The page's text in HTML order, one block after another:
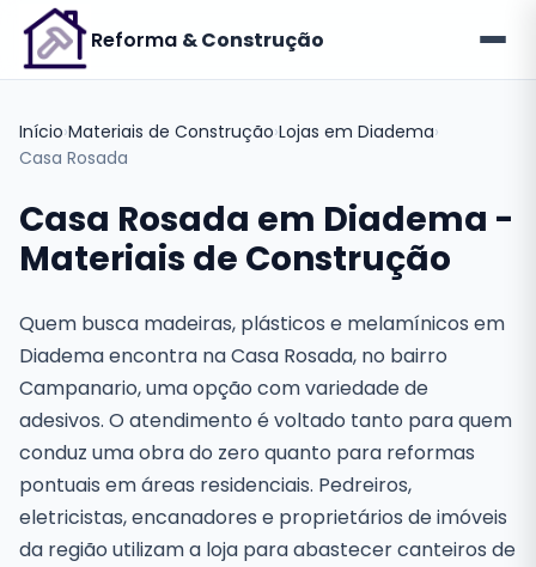
Reforma & Construção
Início›Materiais de Construção›Lojas em Diadema›
Casa Rosada
Casa Rosada em Diadema -
Materiais de Construção
Quem busca madeiras, plásticos e melamínicos em
Diadema encontra na Casa Rosada, no bairro
Campanario, uma opção com variedade de
adesivos. O atendimento é voltado tanto para quem
conduz uma obra do zero quanto para reformas
pontuais em áreas residenciais. Pedreiros,
eletricistas, encanadores e proprietários de imóveis
da região utilizam a loja para abastecer canteiros de